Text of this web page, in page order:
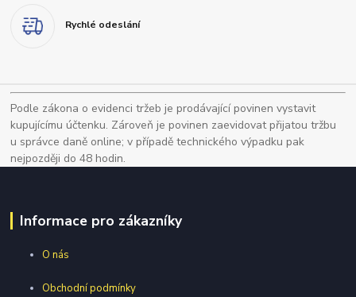
Rychlé odeslání
Podle zákona o evidenci tržeb je prodávající povinen vystavit
kupujícímu účtenku. Zároveň je povinen zaevidovat přijatou tržbu
u správce daně online; v případě technického výpadku pak
nejpozději do 48 hodin.
Informace pro zákazníky
O nás
Obchodní podmínky